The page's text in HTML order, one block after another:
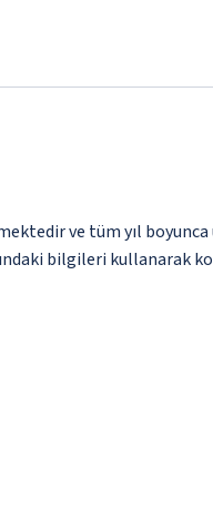
ve tüm yıl
bilgileri kullanarak